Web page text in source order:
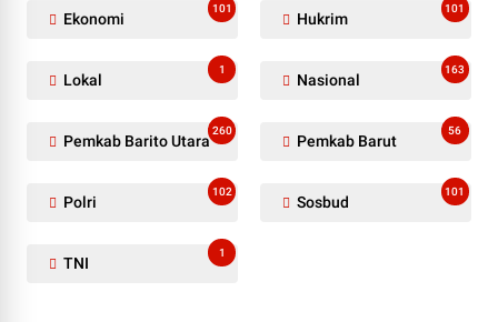
Ekonomi
101
Hukrim
101
Lokal
1
Nasional
163
Pemkab Barito Utara
260
Pemkab Barut
56
Polri
102
Sosbud
101
TNI
1